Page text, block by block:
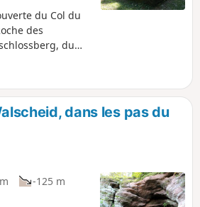
du Col du
des
du
du Beimbach
dans les pas du
-125 m